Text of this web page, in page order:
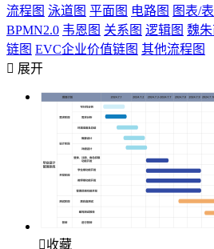
流程图 泳道图 平面图 电路图 图表/
BPMN2.0 韦恩图 关系图 逻辑图 魏
链图 EVC企业价值链图 其他流程图
 展开
收藏